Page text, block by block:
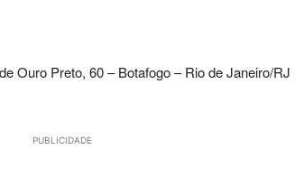
Ouro Preto, 60 – Botafogo – Rio de Janeiro/RJ
PUBLICIDADE